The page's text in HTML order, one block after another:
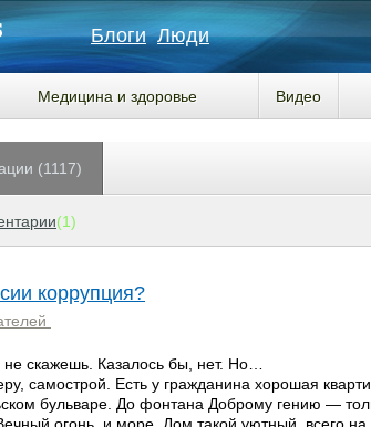
Блоги Люди
Медицина и здоровье Видео
(1117)
(1)
коррупция?
скажешь. Казалось бы, нет. Но…
самострой. Есть у гражданина хорошая
бульваре. До фонтана Доброму гению —